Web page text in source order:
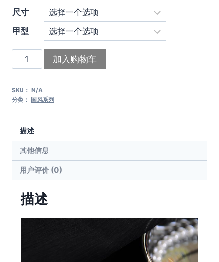
尺寸
甲型
鱼
泪
量
加入购物车
SKU： N/A
分类： 国风系列
描述
其他信息
用户评价 (0)
描述